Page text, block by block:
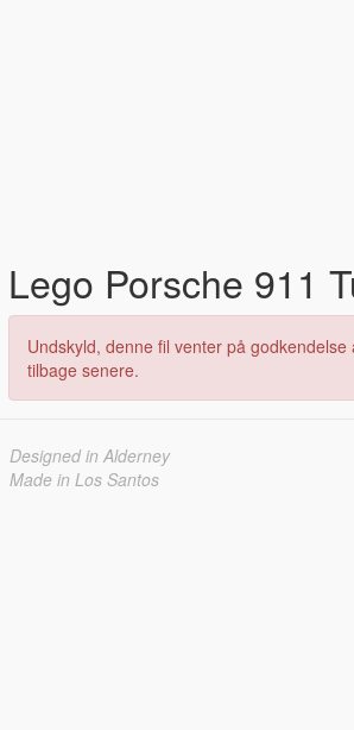
Lego Porsche 911
Undskyld, denne fil venter på godkendelse
tilbage senere.
Designed in Alderney
Made in Los Santos